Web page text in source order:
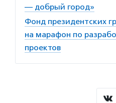
— добрый город»
Фонд президентских
на марафон по
проектов